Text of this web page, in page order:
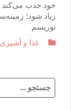
خود جذب می‌کند
توریسم
غذا و آشپزی
س